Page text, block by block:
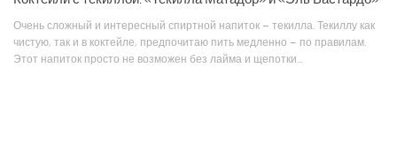
Очень сложный и интересный спиртной напиток – текилла. Текиллу как
чистую, так и в коктейле, предпочитаю пить медленно – по правилам.
Этот напиток просто не возможен без лайма и щепотки...